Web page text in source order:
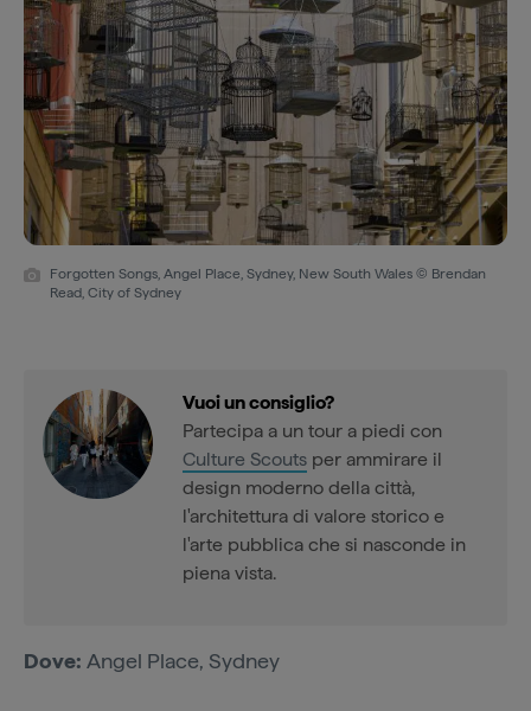
Forgotten Songs, Angel Place, Sydney, New South Wales © Brendan
Read, City of Sydney
Vuoi un consiglio?
Partecipa a un tour a piedi con
Culture Scouts per ammirare il
design moderno della città,
l'architettura di valore storico e
l'arte pubblica che si nasconde in
piena vista.
Dove: Angel Place, Sydney